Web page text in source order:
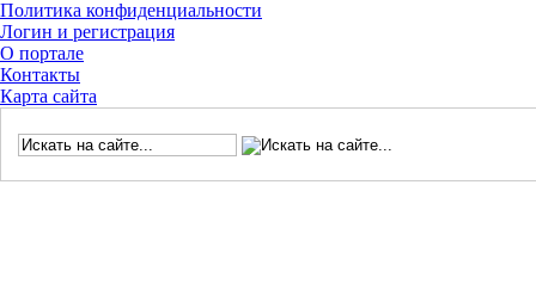
Политика конфиденциальности
Логин и регистрация
О портале
Контакты
Карта сайта